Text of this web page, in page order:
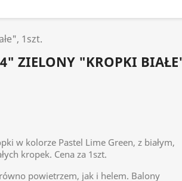
1szt.
ZIELONY "KROPKI
w kolorze Pastel Lime Green, z białym,
kropek. Cena za 1szt.
powietrzem, jak i helem. Balony